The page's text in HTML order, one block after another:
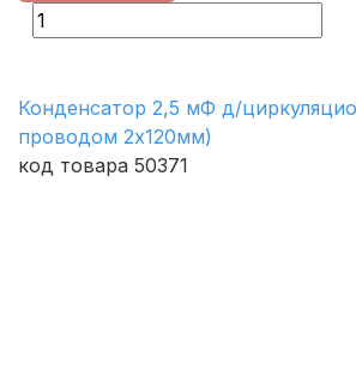
Конденсатор 2,5 мФ д/
проводом 2х120мм)
код товара 50371